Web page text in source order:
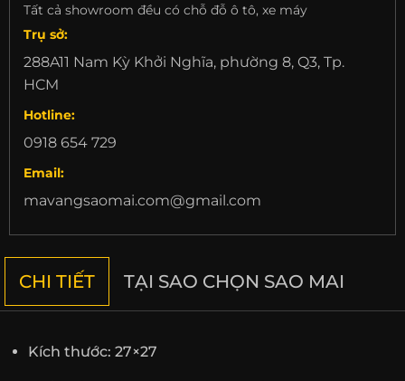
Tất cả showroom đều có chỗ đỗ ô tô, xe máy
Trụ sở:
288A11 Nam Kỳ Khởi Nghĩa, phường 8, Q3, Tp.
HCM
Hotline:
0918 654 729
Email:
mavangsaomai.com@gmail.com
CHI TIẾT TẠI SAO CHỌN SAO MAI
Kích thước: 27×27